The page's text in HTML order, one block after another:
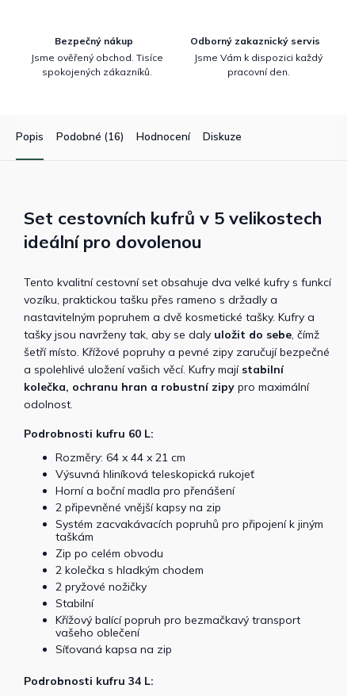
Bezpečný nákup
Jsme ověřený obchod. Tisíce
spokojených zákazníků.
Odborný zakaznický servis
Jsme Vám k dispozici každý
pracovní den.
Popis Podobné (16) Hodnocení Diskuze
Set cestovních kufrů v 5 velikostech
ideální pro dovolenou
Tento kvalitní cestovní set obsahuje dva velké kufry s funkcí
vozíku, praktickou tašku přes rameno s držadly a
nastavitelným popruhem a dvě kosmetické tašky. Kufry a
tašky jsou navrženy tak, aby se daly uložit do sebe, čímž
šetří místo. Křížové popruhy a pevné zipy zaručují bezpečné
a spolehlivé uložení vašich věcí. Kufry mají stabilní
kolečka, ochranu hran a robustní zipy pro maximální
odolnost.
Podrobnosti kufru 60 L:
Rozměry: 64 x 44 x 21 cm
Výsuvná hliníková teleskopická rukojeť
Horní a boční madla pro přenášení
2 připevněné vnější kapsy na zip
Systém zacvakávacích popruhů pro připojení k jiným
taškám
Zip po celém obvodu
2 kolečka s hladkým chodem
2 pryžové nožičky
Stabilní
Křížový balící popruh pro bezmačkavý transport
vašeho oblečení
Síťovaná kapsa na zip
Podrobnosti kufru 34 L: